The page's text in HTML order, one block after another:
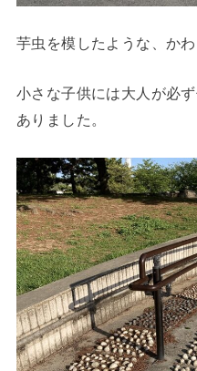
芋虫を模したような、か
小さな子供には大人が必
ありました。